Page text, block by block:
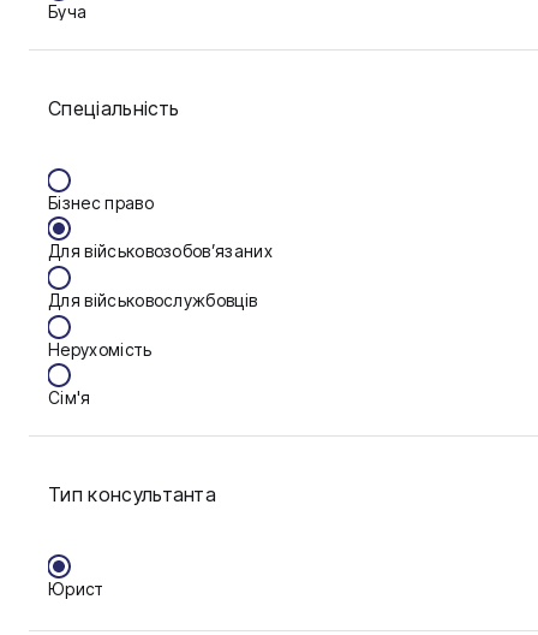
Буча
Васильків
Дніпро
Запоріжжя
Калуш
Кам'янське
Ковель
Краматорськ
Кривий Ріг
Спеціальність
Бізнес право
Для військовозобов’язаних
Для військовослужбовців
Нерухомість
Сім'я
Тип консультанта
Юрист